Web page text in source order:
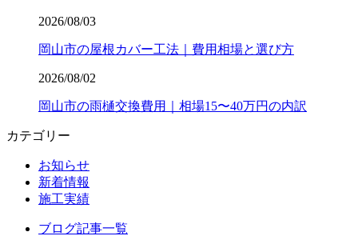
2026/08/03
岡山市の屋根カバー工法｜費用相場と選び方
2026/08/02
岡山市の雨樋交換費用｜相場15〜40万円の内訳
カテゴリー
お知らせ
新着情報
施工実績
ブログ記事一覧